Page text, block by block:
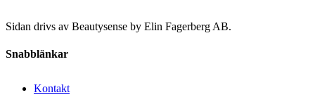
Sidan drivs av Beautysense by Elin Fagerberg AB.
Snabblänkar
Kontakt